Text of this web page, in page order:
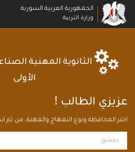
الجمهورية العربية السورية
وزارة التربية
الثانوية المهنية
الأولى
عزيزي الطالب !
اختر المحافظة ونوع النمهاج والمهنة، من ثم